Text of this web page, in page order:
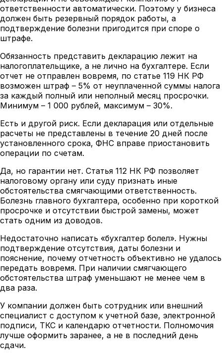
ответственности автоматически. Поэтому у бизнеса
должен быть резервный порядок работы, а
подтверждение болезни пригодится при споре о
штрафе.
Обязанность представить декларацию лежит на
налогоплательщике, а не лично на бухгалтере. Если
отчет не отправлен вовремя, по статье 119 НК РФ
возможен штраф – 5% от неуплаченной суммы налога
за каждый полный или неполный месяц просрочки.
Минимум – 1 000 рублей, максимум – 30%.
Есть и другой риск. Если декларация или отдельные
расчеты не представлены в течение 20 дней после
установленного срока, ФНС вправе приостановить
операции по счетам.
Да, но гарантии нет. Статья 112 НК РФ позволяет
налоговому органу или суду признать иные
обстоятельства смягчающими ответственность.
Болезнь главного бухгалтера, особенно при короткой
просрочке и отсутствии быстрой замены, может
стать одним из доводов.
Недостаточно написать «бухгалтер болел». Нужны
подтверждение отсутствия, даты болезни и
пояснение, почему отчетность объективно не удалось
передать вовремя. При наличии смягчающего
обстоятельства штраф уменьшают не менее чем в
два раза.
У компании должен быть сотрудник или внешний
специалист с доступом к учетной базе, электронной
подписи, ТКС и календарю отчетности. Полномочия
лучше оформить заранее, а не в последний день
сдачи.